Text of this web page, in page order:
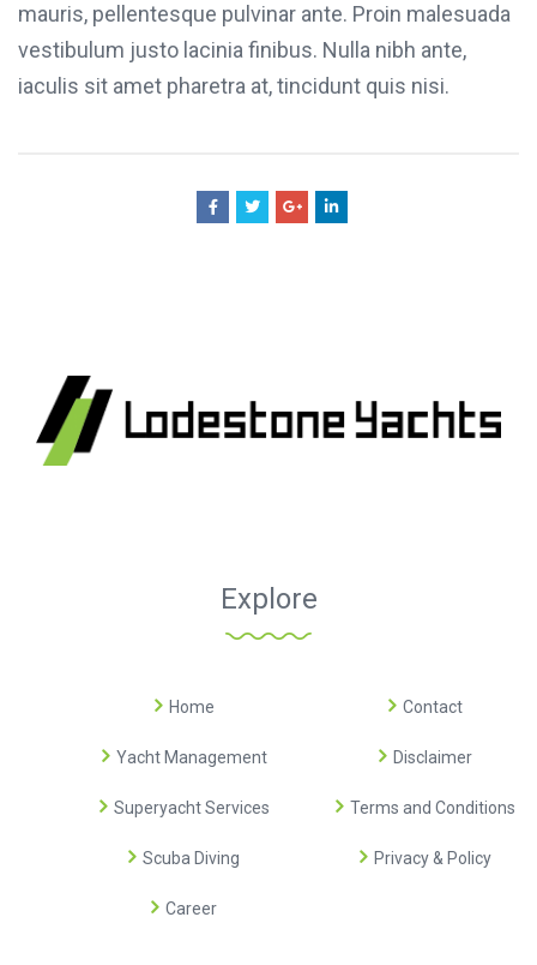
mauris, pellentesque pulvinar ante. Proin malesuada
vestibulum justo lacinia finibus. Nulla nibh ante,
iaculis sit amet pharetra at, tincidunt quis nisi.
Explore
Home
Yacht Management
Superyacht Services
Scuba Diving
Career
Contact
Disclaimer
Terms and Conditions
Privacy & Policy